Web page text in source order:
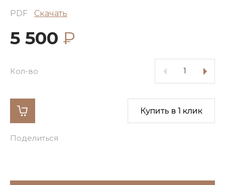
PDF
Скачать
5 500 ₽
Кол-во
Купить в 1 клик
Поделиться